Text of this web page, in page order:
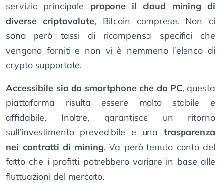
servizio principale propone il cloud mining di
diverse criptovalute, Bitcoin comprese. Non ci
sono però tassi di ricompensa specifici che
vengono forniti e non vi è nemmeno l’elenco di
crypto supportate.
Accessibile sia da smartphone che da PC, questa
piattaforma risulta essere molto stabile e
affidabile. Inoltre, garantisce un ritorno
sull’investimento prevedibile e una trasparenza
nei contratti di mining. Va però tenuto conto del
fatto che i profitti potrebbero variare in base alle
fluttuazioni del mercato.